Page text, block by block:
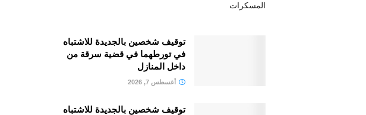
المسكرات
توقيف شخصين بالجديدة للاشتباه
في تورطهما في قضية سرقة من
داخل المنازل
أغسطس 7, 2026
توقيف شخصين بالجديدة للاشتباه